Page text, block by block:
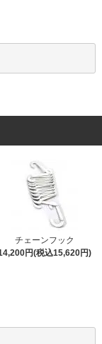
チェーンフック
円(税込15,620円)